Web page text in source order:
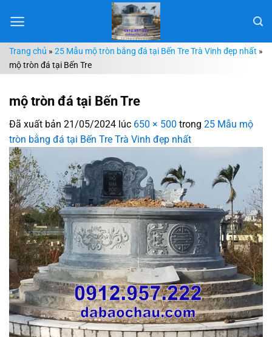
đến
dungTrang chủ » 25 Mẫu mộ tròn bằng đá tại Bến Tre Trà Vinh đẹp nhất »
mộ tròn đá tại Bến Tre
mộ tròn đá tại Bến Tre
Đã xuất bản 21/05/2024 lúc 650 × 500 trong 25 Mẫu mộ
tròn bằng đá tại Bến Tre Trà Vinh đẹp nhất